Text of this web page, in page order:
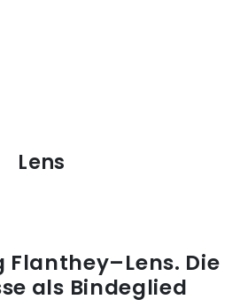
Lens
Flanthey–Lens. Die
als Bindeglied